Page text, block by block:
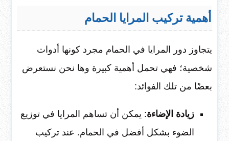
أهمية تركيب المرايا الحمام
يتجاوز دور المرايا في الحمام مجرد كونها أدوات
شخصية؛ فهي تحمل أهمية كبيرة وها نحن نستعرض
بعضًا من تلك الفوائد:
زيادة الإضاءة: يمكن أن تساهم المرايا في توزيع
الضوء بشكل أفضل في الحمام. عند تركيب